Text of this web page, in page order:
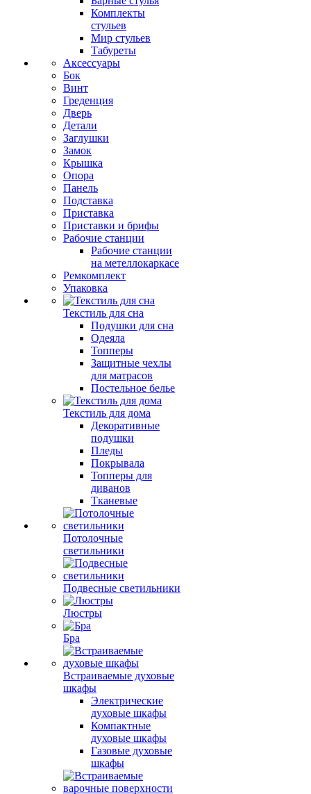
Комплекты
стульев
Мир стульев
Табуреты
Аксессуары
Бок
Винт
Греденция
Дверь
Детали
Заглушки
Замок
Крышка
Опора
Панель
Подставка
Приставка
Приставки и брифы
Рабочие станции
Рабочие станции
на метеллокаркасе
Ремкомплект
Упаковка
Текстиль для сна
Подушки для сна
Одеяла
Топперы
Защитные чехлы
для матрасов
Постельное белье
Текстиль для дома
Декоративные
подушки
Пледы
Покрывала
Топперы для
диванов
Тканевые
Потолочные
светильники
Подвесные светильники
Люстры
Бра
Встраиваемые духовые
шкафы
Электрические
духовые шкафы
Компактные
духовые шкафы
Газовые духовые
шкафы